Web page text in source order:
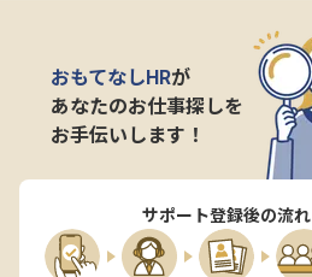
おもてなしHRが
あなたのお仕事探しを
お手伝いします！
サポート登録後の流れ